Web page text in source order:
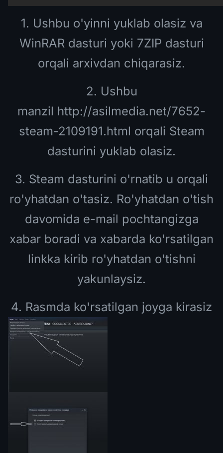
1. Ushbu o'yinni yuklab olasiz va
WinRAR dasturi yoki 7ZIP dasturi
orqali arxivdan chiqarasiz.
2. Ushbu
manzil http://asilmedia.net/7652-
steam-2109191.html orqali Steam
dasturini yuklab olasiz.
3. Steam dasturini o'rnatib u orqali
ro'yhatdan o'tasiz. Ro'yhatdan o'tish
davomida e-mail pochtangizga
xabar boradi va xabarda ko'rsatilgan
linkka kirib ro'yhatdan o'tishni
yakunlaysiz.
4. Rasmda ko'rsatilgan joyga kirasiz